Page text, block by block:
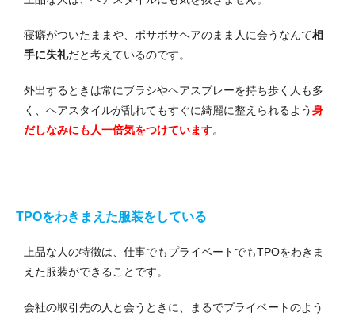
寝癖がついたままや、ボサボサヘアのまま人に会うなんて相
手に失礼だと考えているのです。
外出するときは常にブラシやヘアスプレーを持ち歩く人も多
く、ヘアスタイルが乱れてもすぐに綺麗に整えられるよう身
だしなみにも人一倍気をつけています。
TPOをわきまえた服装をしている
上品な人の特徴は、仕事でもプライベートでもTPOをわきま
えた服装ができることです。
会社の取引先の人と会うときに、まるでプライベートのよう